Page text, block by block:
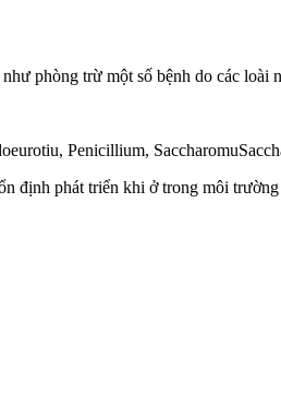
phòng trừ một số bệnh do các loài
Penicillium,
định phát triển khi ở trong môi